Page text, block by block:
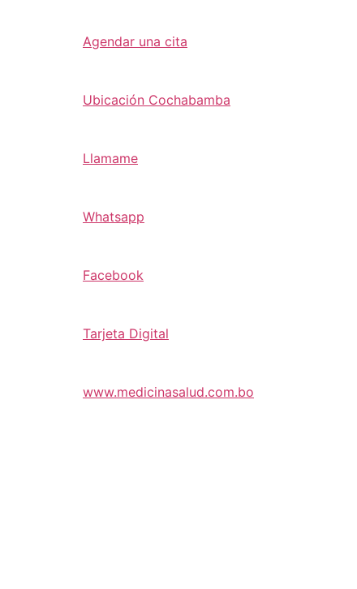
Agendar una cita
Ubicación Cochabamba
Llamame
Whatsapp
Facebook
Tarjeta Digital
www.medicinasalud.com.bo